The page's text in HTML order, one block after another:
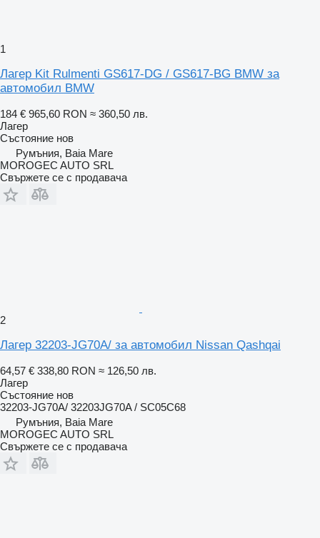
1
Лагер Kit Rulmenti GS617-DG / GS617-BG BMW за
автомобил BMW
184 € 965,60 RON ≈ 360,50 лв.
Лагер
Състояние нов
Румъния, Baia Mare
MOROGEC AUTO SRL
Свържете се с продавача
2
Лагер 32203-JG70A/ за автомобил Nissan Qashqai
64,57 € 338,80 RON ≈ 126,50 лв.
Лагер
Състояние нов
32203-JG70A/ 32203JG70A / SC05C68
Румъния, Baia Mare
MOROGEC AUTO SRL
Свържете се с продавача